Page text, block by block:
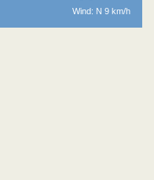
Wind: N 9 km/h